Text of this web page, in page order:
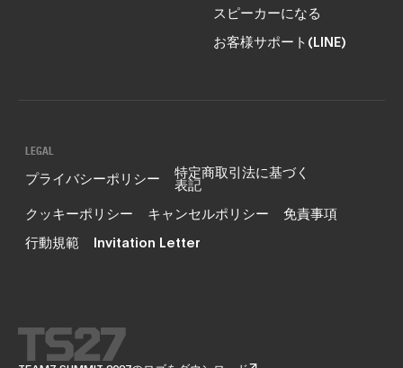
スピーカーになる
お客様サポート(LINE)
LEGAL
プライバシーポリシー 特定商取引法に基づく
表記
クッキーポリシー
キャンセルポリシー
免責事項
行動規範
Invitation Letter